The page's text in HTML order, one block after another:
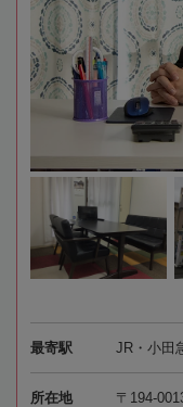
最寄駅 JR・小田
所在地 〒194-